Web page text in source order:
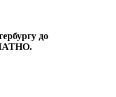
до